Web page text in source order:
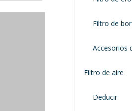
Filtro de
Accesorios
Filtro de aire
Deducir